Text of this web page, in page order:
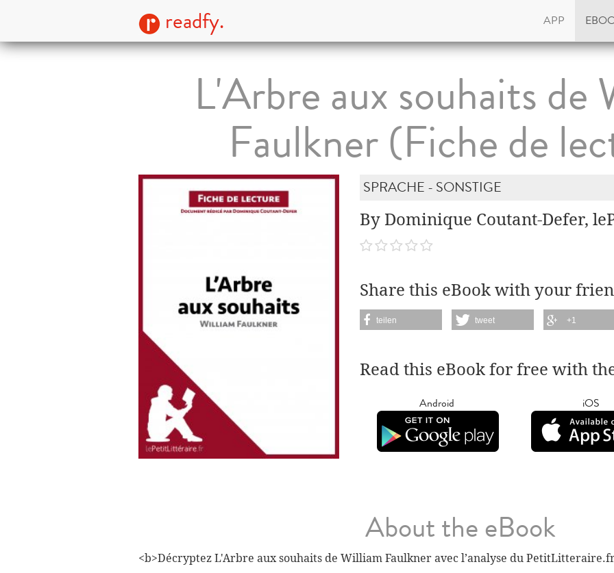
readfy. APP
L'Arbre aux souhaits de
Faulkner (Fiche de
SPRACHE - SONSTIGE
By Dominique Coutant-Defer,
Share this eBook with your
teilen tweet +1
Read this eBook for free with
Android iOS
About the eBook
<b>Décryptez L'Arbre aux souhaits de William Faulkner avec l’analyse du